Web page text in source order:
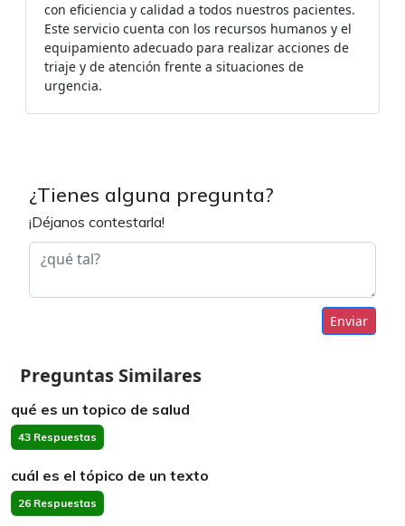
con eficiencia y calidad a todos nuestros pacientes.
Este servicio cuenta con los recursos humanos y el
equipamiento adecuado para realizar acciones de
triaje y de atención frente a situaciones de
urgencia.
¿Tienes alguna pregunta?
¡Déjanos contestarla!
Enviar
Preguntas Similares
qué es un topico de salud
43 Respuestas
cuál es el tópico de un texto
26 Respuestas